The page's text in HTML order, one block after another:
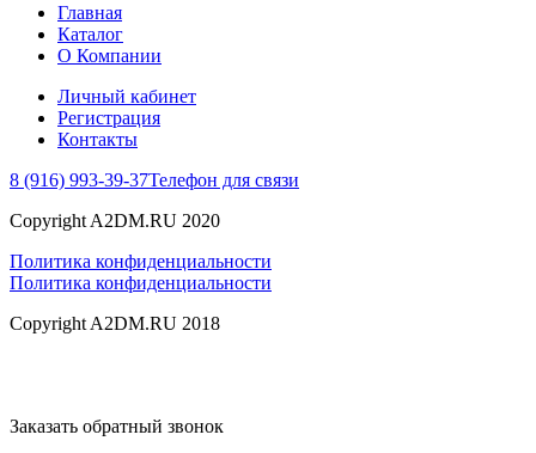
Главная
Каталог
О Компании
Личный кабинет
Регистрация
Контакты
8 (916) 993-39-37Телефон для связи
Copyright A2DM.RU 2020
Политика конфиденциальности
Политика конфиденциальности
Copyright A2DM.RU 2018
Заказать обратный звонок